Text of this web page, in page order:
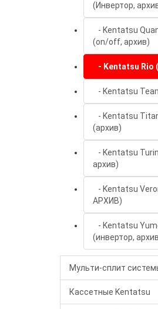
(Инвертор,
- Kentatsu
(on/off, архив)
- Kentatsu Rio
- Kentatsu
- Kentatsu
(архив)
- Kentatsu
архив)
- Kentatsu
АРХИВ)
- Kentatsu
(инвертор,
Мульти-сплит
Кассетные Kentatsu